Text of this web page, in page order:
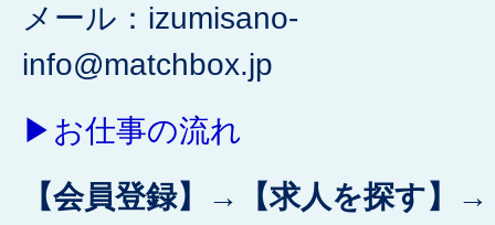
メール：izumisano-
info@matchbox.jp
▶お仕事の流れ
【会員登録】
→
【求人を探す】